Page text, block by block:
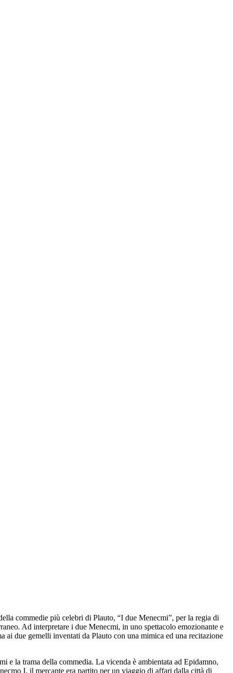
commedie più celebri di Plauto, “I due Menecmi”, per la regia di
Ad interpretare i due Menecmi, in uno spettacolo emozionante e
ai due gemelli inventati da Plauto con una mimica ed una recitazione
e la trama della commedia. La vicenda è ambientata ad Epidamno,
I, il mercante era partito per un viaggio di affari dalla città di